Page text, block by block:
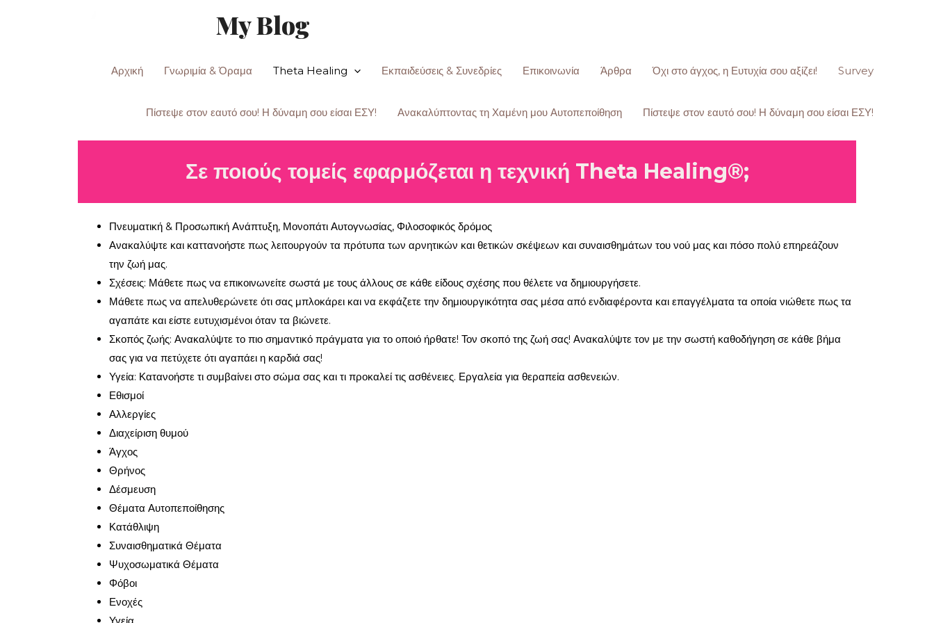
My Blog
Αρχική Γνωριμία & Όραμα Theta Healing Εκπαιδεύσεις & Συνεδρίες Επικοινωνία Άρθρα Όχι στο άγχος, η Ευτυχία σου αξίζει! Survey
Πίστεψε στον εαυτό σου! Η δύναμη σου είσαι ΕΣΥ! Ανακαλύπτοντας τη Χαμένη μου Αυτοπεποίθηση Πίστεψε στον εαυτό σου! Η δύναμη σου είσαι ΕΣΥ!
Σε ποιούς τομείς εφαρμόζεται η τεχνική Theta Healing®;
Πνευματική & Προσωπική Ανάπτυξη, Μονοπάτι Αυτογνωσίας, Φιλοσοφικός δρόμος
Ανακαλύψτε και καττανοήστε πως λειτουργούν τα πρότυπα των αρνητικών και θετικών σκέψεων και συναισθημάτων του νού μας και πόσο πολύ επηρεάζουν
την ζωή μας.
Σχέσεις: Μάθετε πως να επικοινωνείτε σωστά με τους άλλους σε κάθε είδους σχέσης που θέλετε να δημιουργήσετε.
Μάθετε πως να απελυθερώνετε ότι σας μπλοκάρει και να εκφάζετε την δημιουργικότητα σας μέσα από ενδιαφέροντα και επαγγέλματα τα οποία νιώθετε πως τα
αγαπάτε και είστε ευτυχισμένοι όταν τα βιώνετε.
Σκοπός ζωής: Ανακαλύψτε το πιο σημαντικό πράγματα για το οποιό ήρθατε! Τον σκοπό της ζωή σας! Ανακαλύψτε τον με την σωστή καθοδήγηση σε κάθε βήμα
σας για να πετύχετε ότι αγαπάει η καρδιά σας!
Υγεία: Κατανοήστε τι συμβαίνει στο σώμα σας και τι προκαλεί τις ασθένειες. Εργαλεία για θεραπεία ασθενειών.
Εθισμοί
Αλλεργίες
Διαχείριση θυμού
Άγχος
Θρήνος
Δέσμευση
Θέματα Αυτοπεποίθησης
Κατάθλιψη
Συναισθηματικά Θέματα
Ψυχοσωματικά Θέματα
Φόβοι
Ενοχές